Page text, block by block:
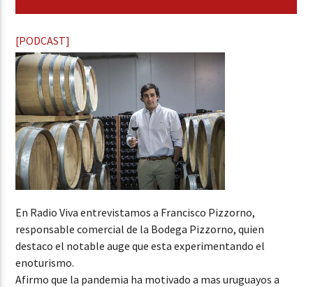
[PODCAST]
En Radio Viva entrevistamos a Francisco Pizzorno,
responsable comercial de la Bodega Pizzorno, quien
destaco el notable auge que esta experimentando el
enoturismo.
Afirmo que la pandemia ha motivado a mas uruguayos a